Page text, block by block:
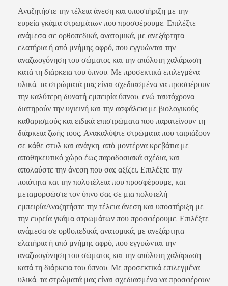
Κατάστημα
Σχετικά Με Εμάς
Επικοινωνία
Άρθρα
Αγαπημένα –0
Αναζητήστε την τέλεια άνεση και υποστήριξη με την
ευρεία γκάμα στρωμάτων που προσφέρουμε. Επιλέξτε
ανάμεσα σε ορθοπεδικά, ανατομικά, με ανεξάρτητα
ελατήρια ή από μνήμης αφρό, που εγγυώνται την
αναζωογόνηση του σώματος και την απόλυτη χαλάρωση
κατά τη διάρκεια του ύπνου. Με προσεκτικά επιλεγμένα
υλικά, τα στρώματά μας είναι σχεδιασμένα να προσφέρουν
την καλύτερη δυνατή εμπειρία ύπνου, ενώ ταυτόχρονα
διατηρούν την υγιεινή και την ασφάλεια με βιολογικούς
καθαρισμούς και ειδικά επιστρώματα που παρατείνουν τη
διάρκεια ζωής τους. Ανακαλύψτε στρώματα που ταιριάζουν
σε κάθε στυλ και ανάγκη, από μοντέρνα κρεβάτια με
αποθηκευτικό χώρο έως παραδοσιακά σχέδια, και
απολαύστε την άνεση που σας αξίζει. Επιλέξτε την
ποιότητα και την πολυτέλεια που προσφέρουμε, και
μεταμορφώστε τον ύπνο σας σε μια πολυτελή
εμπειρίαΑναζητήστε την τέλεια άνεση και υποστήριξη με
την ευρεία γκάμα στρωμάτων που προσφέρουμε. Επιλέξτε
ανάμεσα σε ορθοπεδικά, ανατομικά, με ανεξάρτητα
ελατήρια ή από μνήμης αφρό, που εγγυώνται την
αναζωογόνηση του σώματος και την απόλυτη χαλάρωση
κατά τη διάρκεια του ύπνου. Με προσεκτικά επιλεγμένα
υλικά, τα στρώματά μας είναι σχεδιασμένα να προσφέρουν